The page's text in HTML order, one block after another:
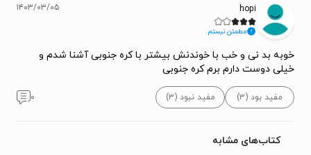
hopi
مطمئن نیستم.
۱۴۰۳/۰۳/۰۵
خوبه بد نی و خب با خوندنش بیشتر با کره جنوبی آشنا شدم و
خیلی دوست دارم برم کره جنوبی
مفید بود (۳) مفید نبود (۳) ۰
کتاب‌های مشابه